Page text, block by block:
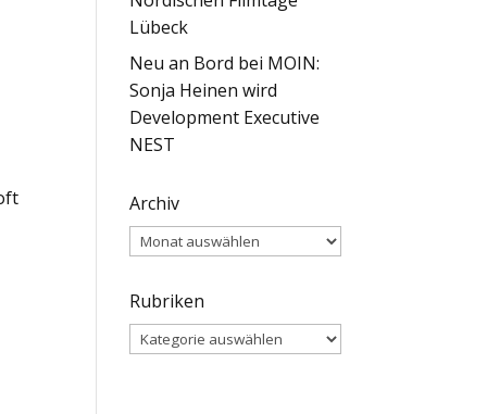
Lübeck
Neu an Bord bei MOIN:
Sonja Heinen wird
Development Executive
NEST
Archiv
Archiv
Rubriken
Rubriken